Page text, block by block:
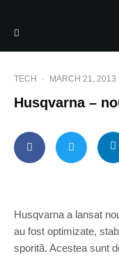
TECH · MARCH 21, 2013
Husqvarna –
Husqvarna a lansat
au fost optimizate,
sporită. Acestea sunt